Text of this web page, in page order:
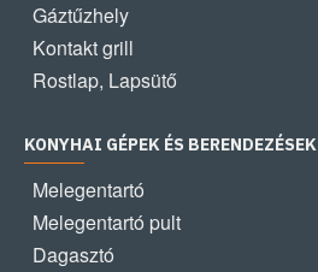
Gáztűzhely
Kontakt grill
Rostlap, Lapsütő
KONYHAI GÉPEK ÉS BERENDEZÉSEK
Melegentartó
Melegentartó pult
Dagasztó